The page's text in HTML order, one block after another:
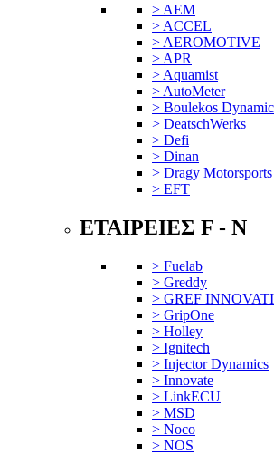
> AEM
> ACCEL
> AEROMOTIVE
> APR
> Aquamist
> AutoMeter
> Boulekos
> DeatschWerks
> Defi
> Dinan
> Dragy Motorsports
> EFT
ΕΤΑΙΡΕΙΕΣ F - N
> Fuelab
> Greddy
> GREF
> GripOne
> Holley
> Ignitech
> Injector Dynamics
> Innovate
> LinkECU
> MSD
> Noco
> NOS